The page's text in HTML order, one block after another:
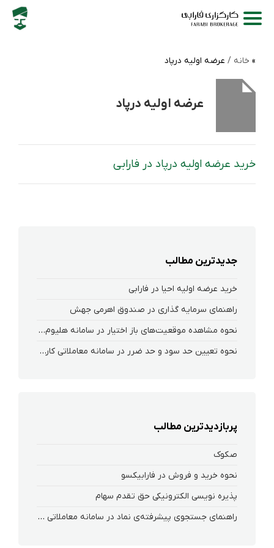
خانه / عرضه اولیه درپاد
عرضه اولیه درپاد
خرید عرضه اولیه درپاد در فارابی
جدیدترین مطالب
خرید عرضه اولیه احیا در فارابی
راهنمای سرمایه گذاری در صندوق اهرمی جهش
نحوه‌ مشاهده‌ موقعیت‌های باز اختیار در سامانه هلیوم و نکست
نحوه تعیین حد سود و حد ضرر در سامانه معاملاتی کارگزاری فارابی
پربازدیدترین مطالب
صکوک
نحوه خرید و فروش در فارابیکسو
پذیره نویسی الکترونیکی حق تقدم سهام
راهنمای جستجوی پیشرفته‌ی نماد در سامانه معاملاتی ریواس